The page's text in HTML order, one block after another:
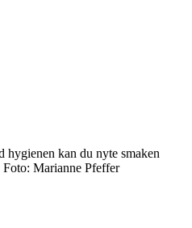
hygienen kan du nyte smaken
Foto: Marianne Pfeffer